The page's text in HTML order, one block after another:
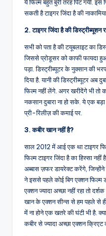
ये फिल्म बहुत बुरी तरह पिट गयी.
सकती है टाइगर जिंदा है की
2. टाइगर जिंदा है की
सभी को पता है की टयूबलाइट का
जिससे प्रोडूसर को काफी फायदा
पड़ा. डिस्ट्रीब्यूटर के नुक्सान की
दिया है. यानी की डिस्ट्रीब्यूटर अब
फिल्म नहीं लेंगे. अगर खरीदेंगे भी तो
नकसान दुबारा ना हो सके. ये एक
प्री-रिलीज़ की कमाई पर.
3. कबीर खान नहीं है?
साल 2012 में आई एक था टाइगर
फिल्म टाइगर जिंदा है का हिस्सा
अब्बास ज़फर डायरेक्ट करेंगे,
ने इससे पहले कोई बिग एक्शन फिल्म
एक्शन ज्यादा अच्छा नहीं रहा तो
खान के एक्शन सीन्स से हम पहले से
में ना होने एक खतरे की घंटी भी है.
कबीर से ज्यादा अच्छा एक्शन क्रिएट